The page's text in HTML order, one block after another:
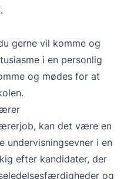
gerne vil komme og
i en personlig
og mødes for at
kan det være en
undervisningsevner i en
efter kandidater, der
og